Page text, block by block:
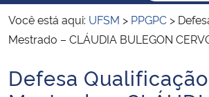
Ministério das Relações Exteriores
Ministério da Infraestrutura
Você está aqui: UFSM > PPGPC >
Mestrado – CLÁUDIA BULEGON
Início do conteúdo
Defesa Qualificação